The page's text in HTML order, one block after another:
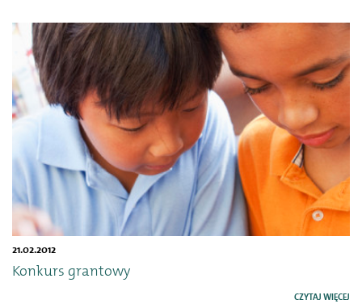
21.02.2012
Konkurs grantowy
CZYTAJ WIĘCEJ